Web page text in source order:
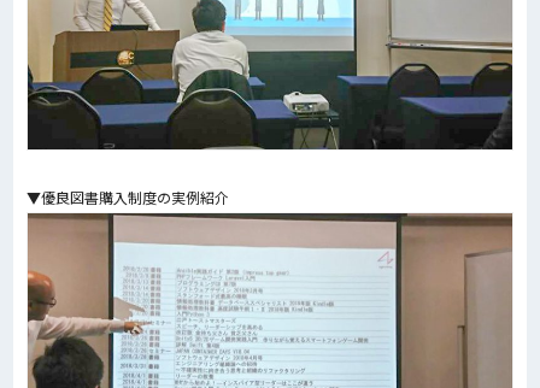
▼優良図書購入制度の実例紹介